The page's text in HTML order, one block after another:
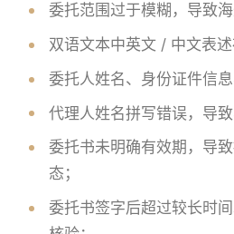
委托范围过于模糊，导致海
双语文本中英文 / 中文表述
委托人姓名、身份证件信息
代理人姓名拼写错误，导致
委托书未明确有效期，导
态；
委托书签字后超过较长时